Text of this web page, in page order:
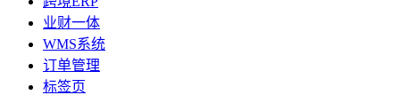
业财一体
WMS系统
订单管理
标签页